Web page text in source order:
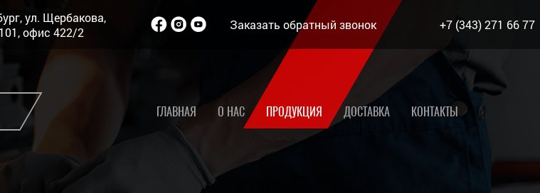
ул. Щербакова,
офис 422/2
Заказать обратный звонок +7 (343) 271 66 77
ГЛАВНАЯ О НАС ПРОДУКЦИЯ ДОСТАВКА КОНТАКТЫ